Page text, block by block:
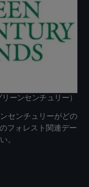
ーンセンチュリー）
センチュリーがどの
フォレスト関連デー
。